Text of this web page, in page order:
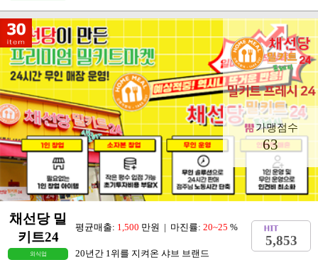
가맹점수
63
채선당 밀
키트24
평균매출: 1,500 만원 | 마진률: 20~25 %
외식업 20년간 1위를 지켜온 샤브 브랜드
5,853